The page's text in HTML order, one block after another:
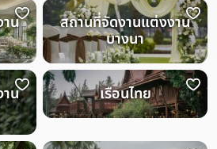
น สถานที่จัดงานแต่งงาน
บางนา
น เรือนไทย